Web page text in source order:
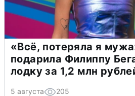
«Всё, потеряла я
подарила Филиппу
лодку за 1,2 млн
5 августа 205